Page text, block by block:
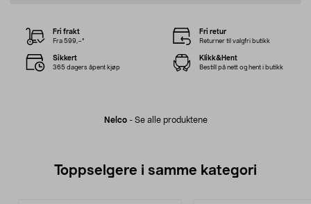
Nelco- Se alle produktene
Fri frakt
Fra 599,–*
Fri retur
Returner til valgfri butikk
Sikkert
365 dagers åpent kjøp
Klikk&Hent
Bestill på nett og hent i butikk
Toppselgere i samme kategori